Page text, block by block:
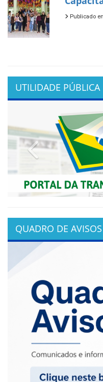
Publicado
UTILIDADE PÚBLICA
Previous
QUADRO DE AVISOS